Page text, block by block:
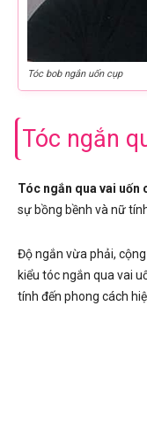
Tóc bob ngắn uốn cụp
Tóc ngắn
Tóc ngắn qua vai uốn
sự bồng bềnh và nữ
Độ ngắn vừa phải,
kiểu tóc ngắn qua vai
tính đến phong cách